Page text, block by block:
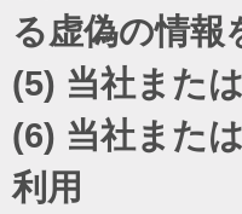
る虚偽の情報
(5) 当社また
(6) 当社また
利用